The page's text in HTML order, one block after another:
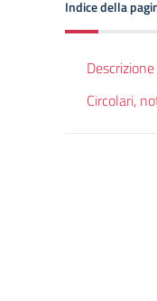
Indice della
Descrizione
Circolari,